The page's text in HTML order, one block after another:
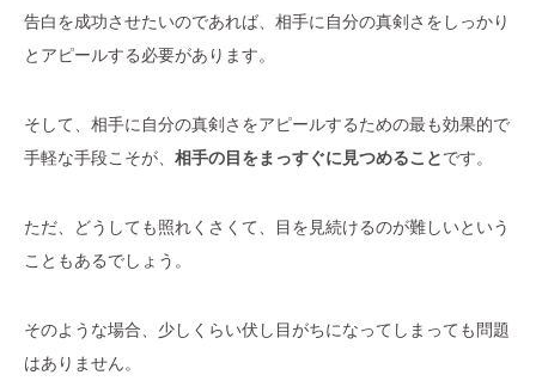
告白を成功させたいのであれば、相手に自分の真剣さをしっかり
とアピールする必要があります。
そして、相手に自分の真剣さをアピールするための最も効果的で
手軽な手段こそが、 相手の目をまっすぐに見つめることです。
ただ、どうしても照れくさくて、目を見続けるのが難しいという
こともあるでしょう。
そのような場合、少しくらい伏し目がちになってしまっても問題
はありません。